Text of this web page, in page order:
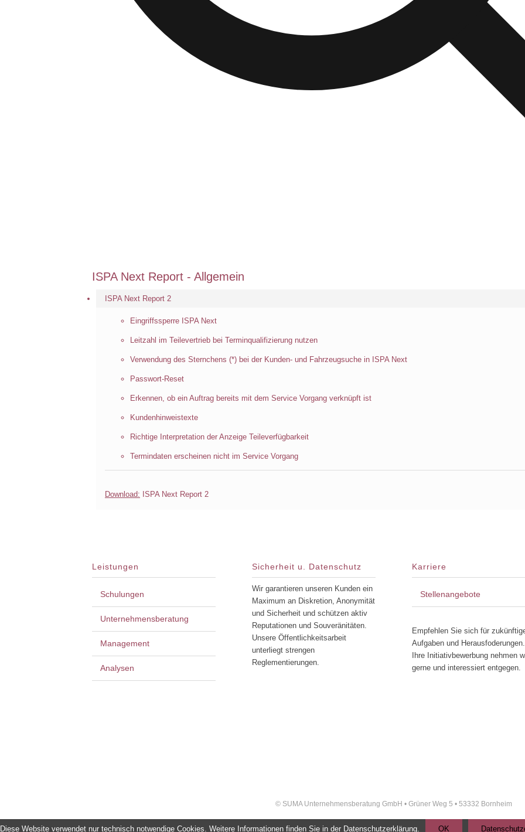
ISPA Next Report - Allgemein
ISPA Next Report 2
Eingriffssperre ISPA Next
Leitzahl im Teilevertrieb bei Terminqualifizierung nutzen
Verwendung des Sternchens (*) bei der Kunden- und Fahrzeugsuche in ISPA Next
Passwort-Reset
Erkennen, ob ein Auftrag bereits mit dem Service Vorgang verknüpft ist
Kundenhinweistexte
Richtige Interpretation der Anzeige Teileverfügbarkeit
Termindaten erscheinen nicht im Service Vorgang
Download: ISPA Next Report 2
Leistungen
Schulungen
Unternehmensberatung
Management
Analysen
Sicherheit u. Datenschutz
Wir garantieren unseren Kunden ein
Maximum an Diskretion, Anonymität
und Sicherheit und schützen aktiv
Reputationen und Souveränitäten.
Unsere Öffentlichkeitsarbeit
unterliegt strengen
Reglementierungen.
Karriere
Stellenangebote
Empfehlen Sie sich für
Aufgaben und Herausfoderungen.
Ihre Initiativbewerbung nehmen
gerne und interessiert entgegen.
© SUMA Unternehmensberatung GmbH • Grüner Weg 5 • 53332 Bornheim
Diese Website verwendet nur technisch notwendige Cookies. Weitere Informationen finden Sie in der Datenschutzerklärung. OK